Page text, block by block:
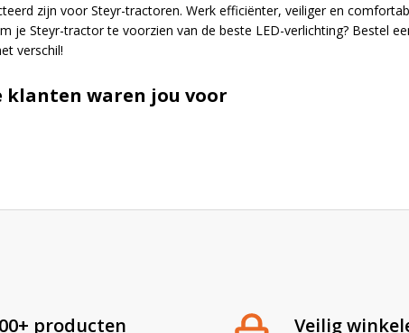
zijn voor Steyr-tractoren. Werk efficiënter, veiliger en
je Steyr-tractor te voorzien van de beste LED-verlichting? Bestel
verschil!
klanten waren jou voor
producten Veilig